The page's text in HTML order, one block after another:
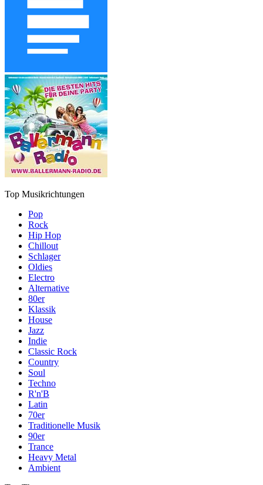
Top Musikrichtungen
Pop
Rock
Hip Hop
Chillout
Schlager
Oldies
Electro
Alternative
80er
Klassik
House
Jazz
Indie
Classic Rock
Country
Soul
Techno
R'n'B
Latin
70er
Traditionelle Musik
90er
Trance
Heavy Metal
Ambient